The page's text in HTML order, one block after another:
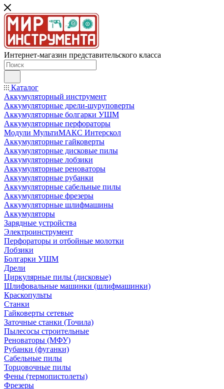
Интернет-магазин представительского класса
Каталог
Аккумуляторный инструмент
Аккумуляторные дрели-шуруповерты
Аккумуляторные болгарки УШМ
Аккумуляторные перфораторы
Модули МультиМАКС Интерскол
Аккумуляторные гайковерты
Аккумуляторные дисковые пилы
Аккумуляторные лобзики
Аккумуляторные реноваторы
Аккумуляторные рубанки
Аккумуляторные сабельные пилы
Аккумуляторные фрезеры
Аккумуляторные шлифмашины
Аккумуляторы
Зарядные устройства
Электроинструмент
Перфораторы и отбойные молотки
Лобзики
Болгарки УШМ
Дрели
Циркулярные пилы (дисковые)
Шлифовальные машинки (шлифмашинки)
Краскопульты
Станки
Гайковерты сетевые
Заточные станки (Точила)
Пылесосы строительные
Реноваторы (МФУ)
Рубанки (фуганки)
Сабельные пилы
Торцовочные пилы
Фены (термопистолеты)
Фрезеры